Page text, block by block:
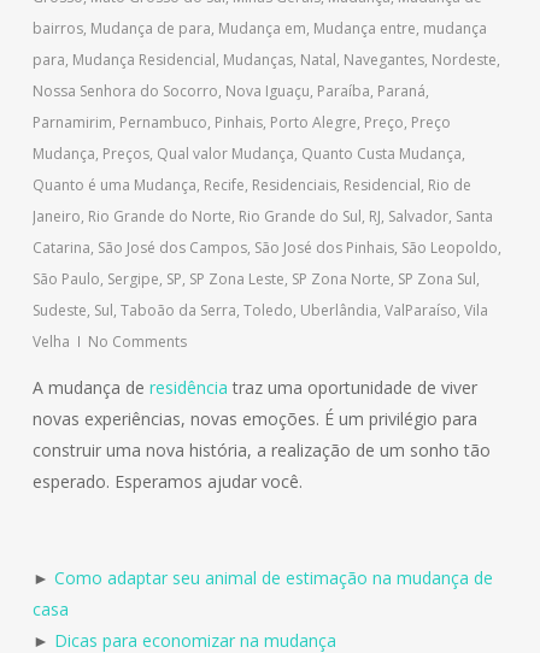
bairros, Mudança de para, Mudança em, Mudança entre, mudança
para, Mudança Residencial, Mudanças, Natal, Navegantes, Nordeste,
Nossa Senhora do Socorro, Nova Iguaçu, Paraíba, Paraná,
Parnamirim, Pernambuco, Pinhais, Porto Alegre, Preço, Preço
Mudança, Preços, Qual valor Mudança, Quanto Custa Mudança,
Quanto é uma Mudança, Recife, Residenciais, Residencial, Rio de
Janeiro, Rio Grande do Norte, Rio Grande do Sul, RJ, Salvador, Santa
Catarina, São José dos Campos, São José dos Pinhais, São Leopoldo,
São Paulo, Sergipe, SP, SP Zona Leste, SP Zona Norte, SP Zona Sul,
Sudeste, Sul, Taboão da Serra, Toledo, Uberlândia, ValParaíso, Vila
Velha
No Comments
A mudança de residência traz uma oportunidade de viver
novas experiências, novas emoções. É um privilégio para
construir uma nova história, a realização de um sonho tão
esperado. Esperamos ajudar você.
► Como adaptar seu animal de estimação na mudança de
casa
► Dicas para economizar na mudança